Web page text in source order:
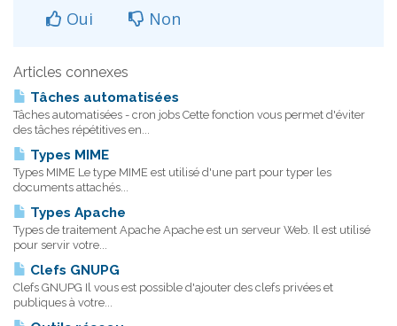
Oui Non
Articles connexes
Tâches automatisées
Tâches automatisées - cron jobs Cette fonction vous permet d'éviter
des tâches répétitives en...
Types MIME
Types MIME Le type MIME est utilisé d'une part pour typer les
documents attachés...
Types Apache
Types de traitement Apache Apache est un serveur Web. Il est utilisé
pour servir votre...
Clefs GNUPG
Clefs GNUPG Il vous est possible d'ajouter des clefs privées et
publiques à votre...